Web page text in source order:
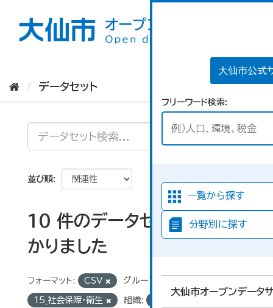
大仙市公式
フリーワード検索
一覧から探す
分野別に探す
大仙市オープンデータ
データセット
並び順
10 件のデータセットが見つ
かりました
フォーマット: CSV グループ:
15_社会保障・衛生 組織: